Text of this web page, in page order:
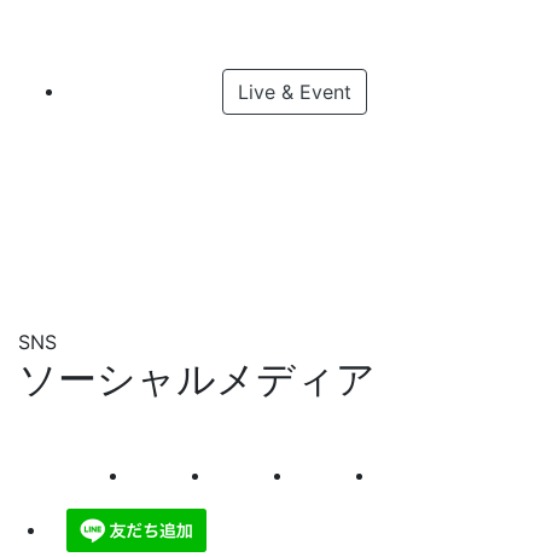
Live & Event
SNS
ソーシャルメディア